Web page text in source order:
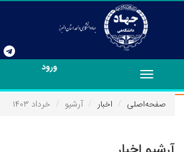
ورود
Toggle
navigation
صفحه‌اصلی
اخبار آرشیو خرداد ۱۴۰۳